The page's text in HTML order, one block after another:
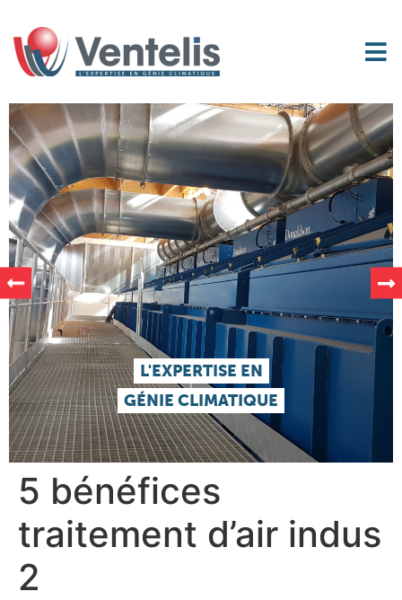
L'EXPERTISE EN
GÉNIE CLIMATIQUE
5 bénéfices
traitement d’air indus
2